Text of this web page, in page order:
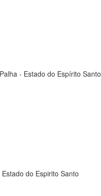
- Estado do Espírito Santo
do Espirito Santo